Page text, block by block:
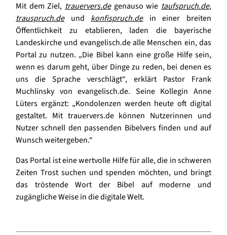
Mit dem Ziel, trauervers.degenauso wie taufspruch.de,
trauspruch.deundkonfispruch.dein einer breiten
Öffentlichkeit zu etablieren, laden die bayerische
Landeskirche und evangelisch.de alle Menschen ein, das
Portal zu nutzen. „Die Bibel kann eine große Hilfe sein,
wenn es darum geht, über Dinge zu reden, bei denen es
uns die Sprache verschlägt“, erklärt Pastor Frank
Muchlinsky von evangelisch.de. Seine Kollegin Anne
Lüters ergänzt: „Kondolenzen werden heute oft digital
gestaltet. Mit trauervers.de können Nutzerinnen und
Nutzer schnell den passenden Bibelvers finden und auf
Wunsch weitergeben.“
Das Portal ist eine wertvolle Hilfe für alle, die in schweren
Zeiten Trost suchen und spenden möchten, und bringt
das tröstende Wort der Bibel auf moderne und
zugängliche Weise in die digitale Welt.